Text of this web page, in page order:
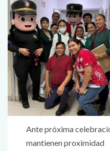
Ante próxima
mantienen proximidad